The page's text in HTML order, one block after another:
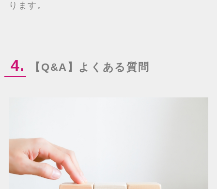
ります。
4. 【Q&A】よくある質問